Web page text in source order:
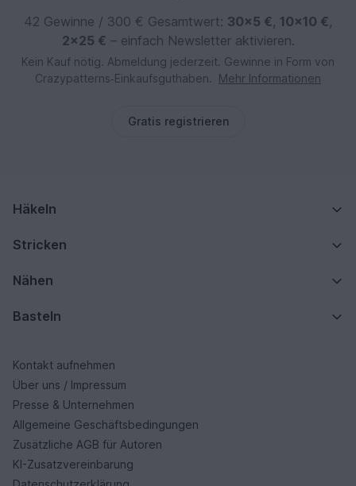
42 Gewinne / 300 € Gesamtwert: 30×5 €, 10×10 €,
2×25 € – einfach Newsletter aktivieren.
Kein Kauf nötig. Abmeldung jederzeit. Gewinne in Form von
Crazypatterns‑Einkaufsguthaben.
Mehr Informationen
Gratis registrieren
Häkeln
Stricken
Nähen
Basteln
Kontakt aufnehmen
Über uns / Impressum
Presse & Unternehmen
Allgemeine Geschäftsbedingungen
Zusätzliche AGB für Autoren
KI-Zusatzvereinbarung